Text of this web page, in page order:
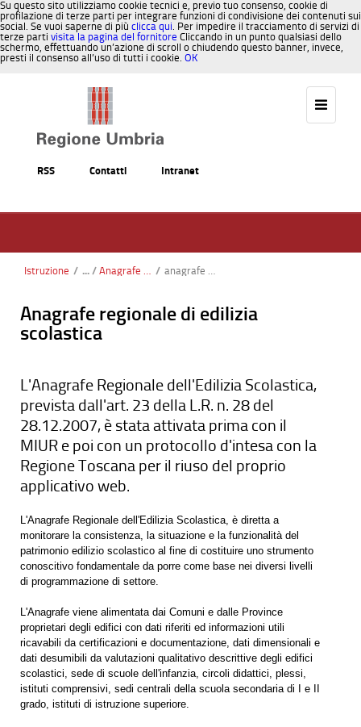
Su questo sito utilizziamo cookie tecnici e, previo tuo consenso, cookie di
profilazione di terze parti per integrare funzioni di condivisione dei contenuti sui
social. Se vuoi saperne di più clicca qui. Per impedire il tracciamento di servizi di
terze parti visita la pagina del fornitore Cliccando in un punto qualsiasi dello
schermo, effettuando un’azione di scroll o chiudendo questo banner, invece,
presti il consenso all’uso di tutti i cookie. OK
RSS Contatti Intranet
Istruzione / Anagrafe regionale di edilizia scolastica / anagrafe edilizia scolastica
Anagrafe regionale di edilizia
scolastica
L'Anagrafe Regionale dell'Edilizia Scolastica,
prevista dall'art. 23 della L.R. n. 28 del
28.12.2007, è stata attivata prima con il
MIUR e poi con un protocollo d'intesa con la
Regione Toscana per il riuso del proprio
applicativo web.
L'Anagrafe Regionale dell'Edilizia Scolastica, è diretta a
monitorare la consistenza, la situazione e la funzionalità del
patrimonio edilizio scolastico al fine di costituire uno strumento
conoscitivo fondamentale da porre come base nei diversi livelli
di programmazione di settore.
L'Anagrafe viene alimentata dai Comuni e dalle Province
proprietari degli edifici con dati riferiti ed informazioni utili
ricavabili da certificazioni e documentazione, dati dimensionali e
dati desumibili da valutazioni qualitativo descrittive degli edifici
scolastici, sede di scuole dell'infanzia, circoli didattici, plessi,
istituti comprensivi, sedi centrali della scuola secondaria di I e II
grado, istituti di istruzione superiore.